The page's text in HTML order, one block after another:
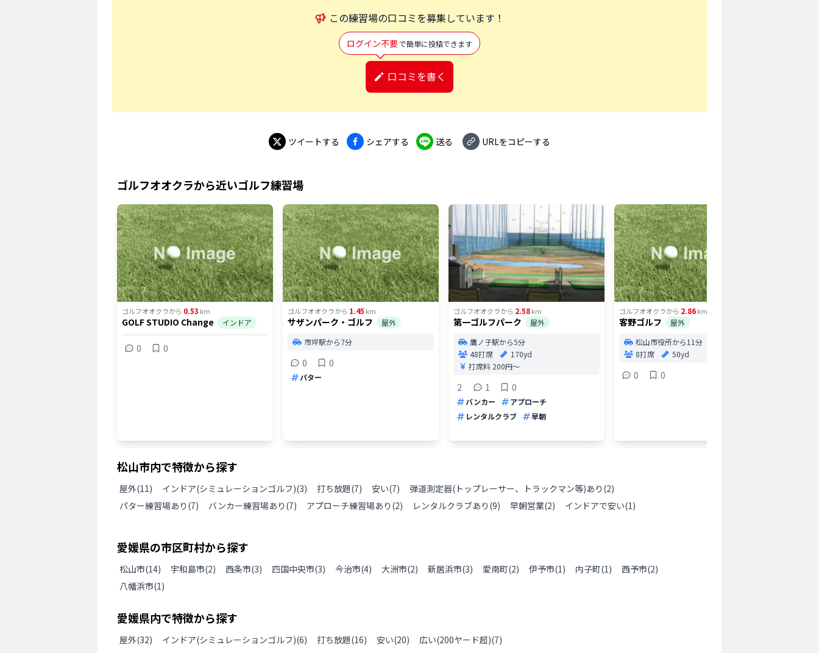
この練習場の口コミを募集しています！
ログイン不要で簡単に投稿できます
口コミを書く
ツイートする シェアする 送る URLをコピーする
ゴルフオオクラから近いゴルフ練習場
ゴルフオオクラから 0.53 km
GOLF STUDIO Change インドア
0 0
ゴルフオオクラから 1.45 km
サザンパーク・ゴルフ
屋外
市坪駅から7分
0 0
パター
ゴルフオオクラから 2.58km
第一ゴルフパーク
屋外
鷹ノ子駅から5分
48打席
170yd
打席料 200円〜
2 1 0
バンカー
アプローチ
レンタルクラブ
早朝
ゴルフオオクラから 2.86km
客野ゴルフ
屋外
松山市役所から11分
8打席
50yd
0 0
松山市内で特徴から探す
屋外(11) インドア(シミュレーションゴルフ)(3) 打ち放題(7) 安い(7) 弾道測定器(トップレーサー、トラックマン等)あり (2)
パター練習場あり (7) バンカー練習場あり (7) アプローチ練習場あり (2) レンタルクラブあり (9) 早朝営業(2) インドアで安い(1)
愛媛県の市区町村から探す
松山市(14) 宇和島市(2) 西条市(3) 四国中央市(3) 今治市(4) 大洲市(2) 新居浜市(3) 愛南町(2) 伊予市(1) 内子町(1) 西予市(2)
八幡浜市(1)
愛媛県内で特徴から探す
屋外(32) インドア(シミュレーションゴルフ)(6) 打ち放題(16) 安い(20) 広い(200ヤード超)(7)